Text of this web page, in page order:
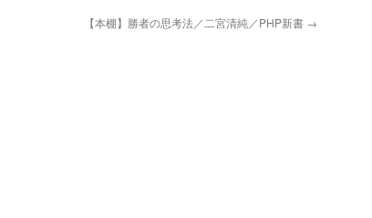
【本棚】勝者の思考法／二宮清純／PHP新書 →